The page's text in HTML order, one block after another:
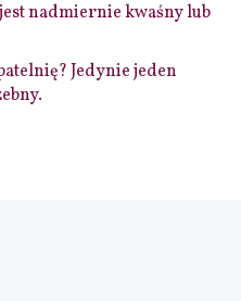
nadmiernie kwaśny lub
Jedynie jeden